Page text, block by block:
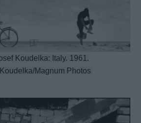
Koudelka: Italy. 1961.
Magnum Photos